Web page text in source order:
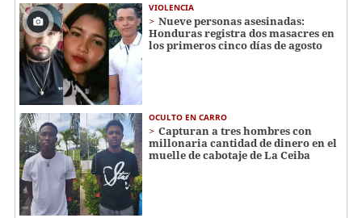
VIOLENCIA
Nueve personas asesinadas:
Honduras registra dos masacres en
los primeros cinco días de agosto
OCULTO EN CARRO
Capturan a tres hombres con
millonaria cantidad de dinero en el
muelle de cabotaje de La Ceiba